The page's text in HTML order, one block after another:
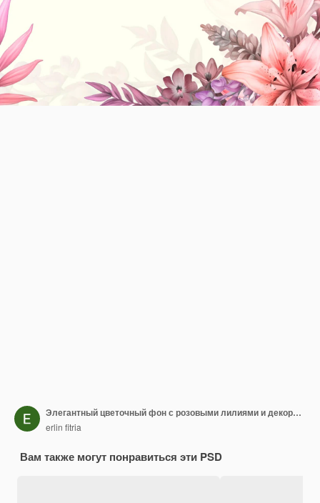
Элегантный цветочный фон с розовыми лилиями и декоративными элементами
erlin fitria
Вам также могут понравиться эти PSD